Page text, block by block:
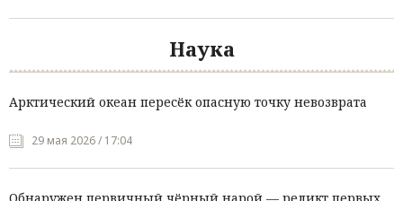
Наука
Арктический океан пересёк опасную точку невозврата
29 мая 2026 / 17:04